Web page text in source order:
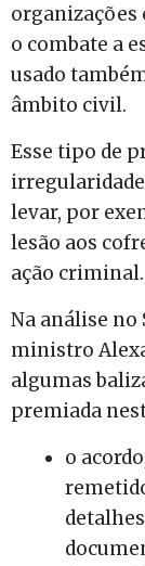
organizações
o combate a
usado
âmbito civil.
Esse tipo de
levar, por
lesão aos
ação criminal.
Na análise no
ministro
algumas
premiada
o